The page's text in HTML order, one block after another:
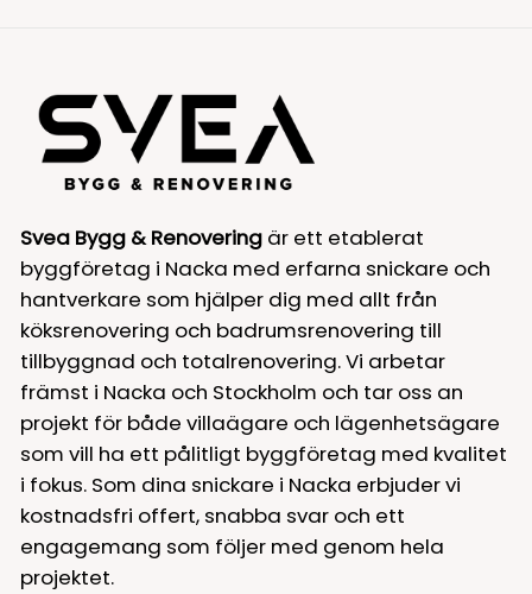
Svea Bygg & Renoveringär ett etablerat
byggföretag i Nacka med erfarna snickare och
hantverkare som hjälper dig med allt från
köksrenovering och badrumsrenovering till
tillbyggnad och totalrenovering. Vi arbetar
främst i Nacka och Stockholm och tar oss an
projekt för både villaägare och lägenhetsägare
som vill ha ett pålitligt byggföretag med kvalitet
i fokus. Som dina snickare i Nacka erbjuder vi
kostnadsfri offert, snabba svar och ett
engagemang som följer med genom hela
projektet.